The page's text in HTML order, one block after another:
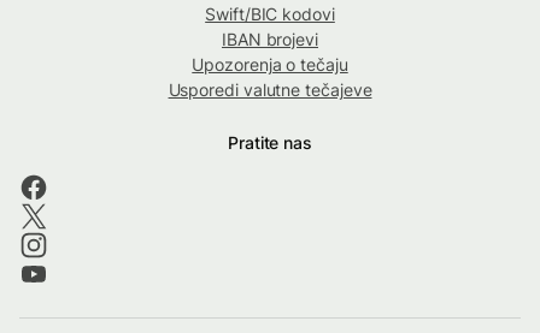
Swift/BIC kodovi
IBAN brojevi
Upozorenja o tečaju
Usporedi valutne tečajeve
Pratite nas